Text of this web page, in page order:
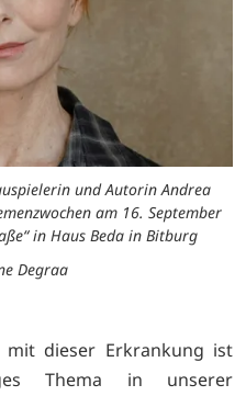
und Autorin Andrea
am 16. September
in Haus Beda in Bitburg
Degraa
dieser Erkrankung ist
Thema in unserer